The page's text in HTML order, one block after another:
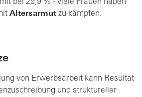
bei 29,9 % - viele Frauen haben
Altersarmut zu kämpfen.
von Erwerbsarbeit kann Resultat
und struktureller